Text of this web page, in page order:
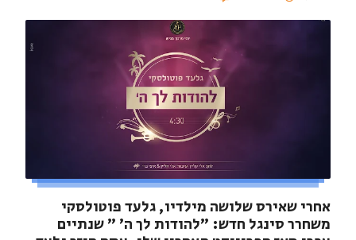
אחרי שאירס שלושה מילדיו, גלעד פוטולסקי
משחרר סינגל חדש: "להודות לך ה' " שנתיים